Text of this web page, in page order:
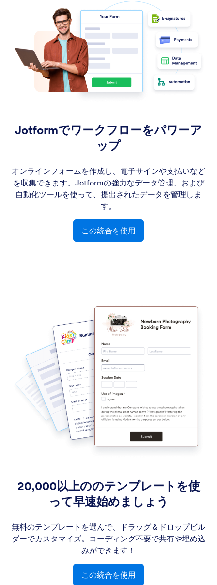
Jotformでワークフローをパワーア
ップ
オンラインフォームを作成し、電子サインや支払いなど
を収集できます。Jotformの強力なデータ管理、および
自動化ツールを使って、提出されたデータを管理しま
す。
この統合を使用
20,000以上ののテンプレートを使
って早速始めましょう
無料のテンプレートを選んで、ドラッグ＆ドロップビル
ダーでカスタマイズ。コーディング不要で共有や埋め込
みができます！
この統合を使用